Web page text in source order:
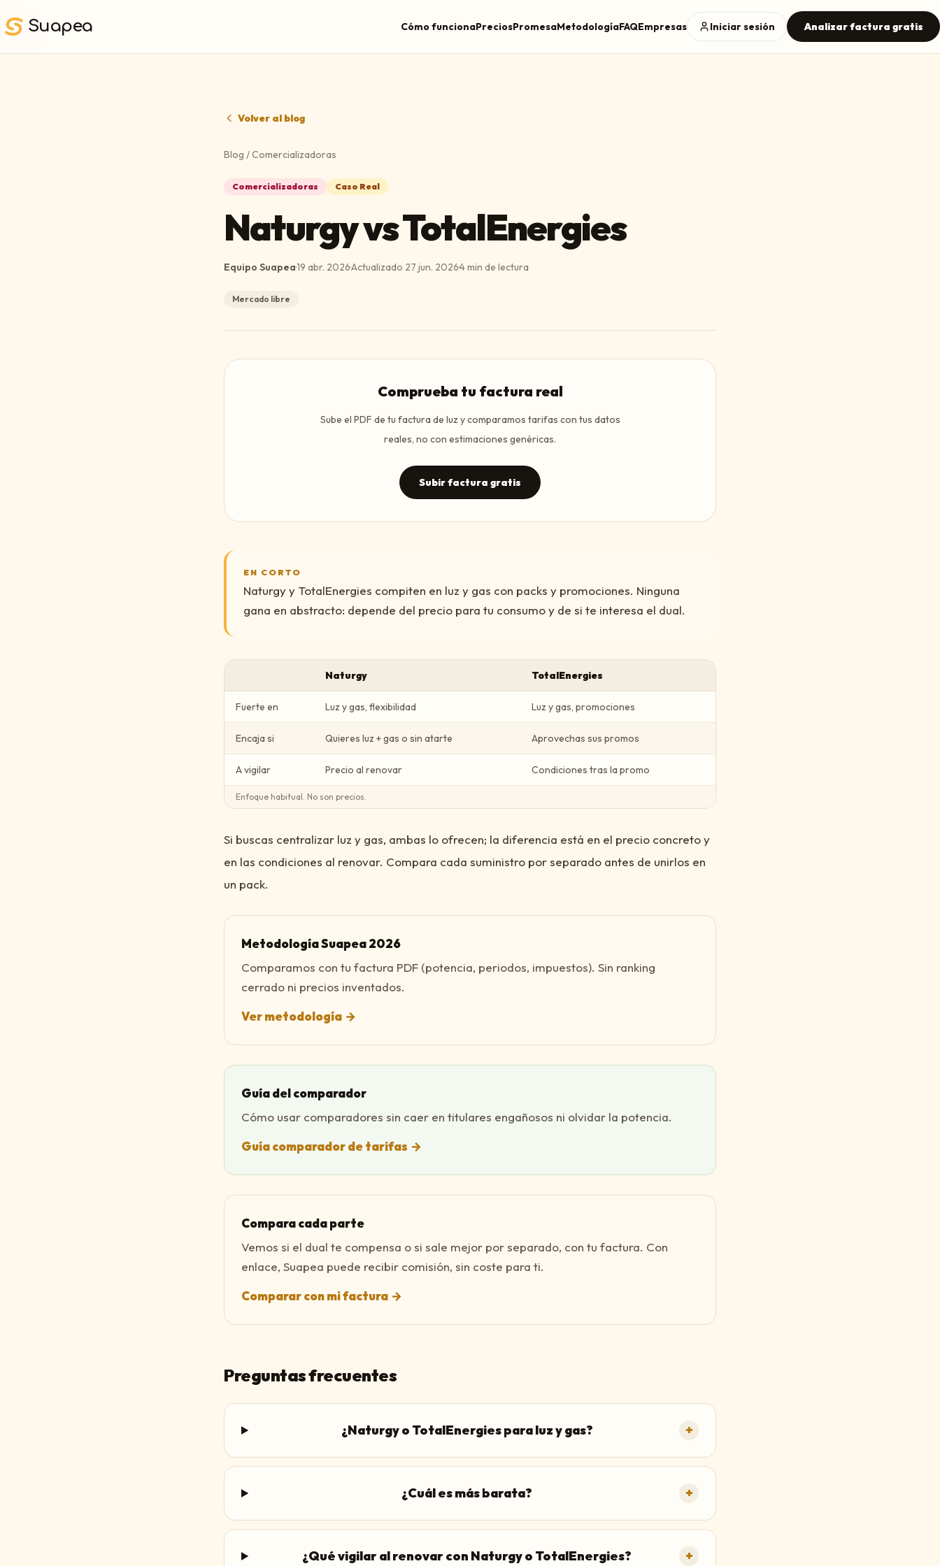
Suapea Cómo funcionaPreciosPromesaMetodologíaFAQEmpresas Iniciar sesión Analizar factura gratis
Volver al blog
Blog /Comercializadoras
Comercializadoras Caso Real
Naturgy vs TotalEnergies
Equipo Suapea·19 abr. 2026·Actualizado 27 jun. 2026·4min de lectura
Mercado libre
Comprueba tu factura real
Sube el PDF de tu factura de luz y comparamos tarifas con tus datos
reales, no con estimaciones genéricas.
Subir factura gratis
EN CORTO
Naturgy y TotalEnergies compiten en luz y gas con packs y promociones. Ninguna
gana en abstracto: depende del precio para tu consumo y de si te interesa el dual.
Naturgy TotalEnergies
Fuerte en Luz y gas, flexibilidad Luz y gas, promociones
Encaja si Quieres luz + gas o sin atarte Aprovechas sus promos
A vigilar Precio al renovar Condiciones tras la promo
Enfoque habitual. No son precios.
Si buscas centralizar luz y gas, ambas lo ofrecen; la diferencia está en el precio concreto y
en las condiciones al renovar. Compara cada suministro por separado antes de unirlos en
un pack.
Metodología Suapea 2026
Comparamos con tu factura PDF (potencia, periodos, impuestos). Sin ranking
cerrado ni precios inventados.
Ver metodología →
Guía del comparador
Cómo usar comparadores sin caer en titulares engañosos ni olvidar la potencia.
Guía comparador de tarifas →
Compara cada parte
Vemos si el dual te compensa o si sale mejor por separado, con tu factura. Con
enlace, Suapea puede recibir comisión, sin coste para ti.
Comparar con mi factura →
Preguntas frecuentes
¿Naturgy o TotalEnergies para luz y gas? +
¿Cuál es más barata? +
¿Qué vigilar al renovar con Naturgy o TotalEnergies? +